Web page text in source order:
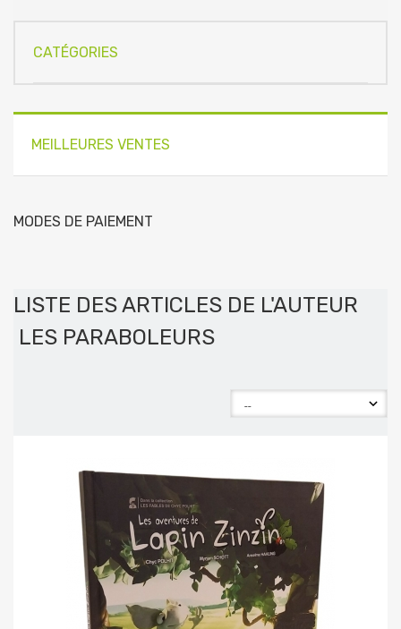
CATÉGORIES
MEILLEURES VENTES
MODES DE PAIEMENT
LISTE DES ARTICLES DE L'AUTEUR
LES PARABOLEURS